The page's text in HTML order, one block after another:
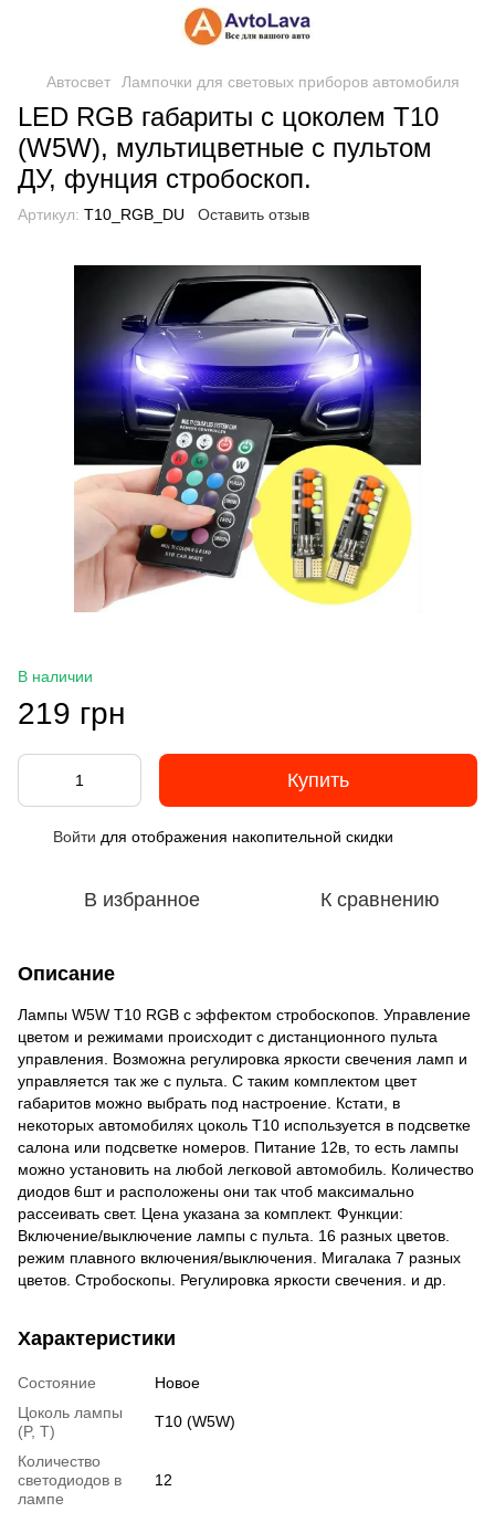
Автосвет Лампочки для световых приборов автомобиля
LED RGB габариты с цоколем T10
(W5W), мультицветные с пультом
ДУ, фунция стробоскоп.
Артикул: T10_RGB_DU Оставить отзыв
В наличии
219 грн
Купить
Войти для отображения накопительной скидки
В избранное К сравнению
Описание
Лампы W5W T10 RGB с эффектом стробоскопов. Управление
цветом и режимами происходит с дистанционного пульта
управления. Возможна регулировка яркости свечения ламп и
управляется так же с пульта. С таким комплектом цвет
габаритов можно выбрать под настроение. Кстати, в
некоторых автомобилях цоколь T10 используется в подсветке
салона или подсветке номеров. Питание 12в, то есть лампы
можно установить на любой легковой автомобиль. Количество
диодов 6шт и расположены они так чтоб максимально
рассеивать свет. Цена указана за комплект. Функции:
Включение/выключение лампы с пульта. 16 разных цветов.
режим плавного включения/выключения. Мигалака 7 разных
цветов. Стробоскопы. Регулировка яркости свечения. и др.
Характеристики
Состояние
Новое
Цоколь лампы
(P, T)
T10 (W5W)
Количество
светодиодов в
лампе
12